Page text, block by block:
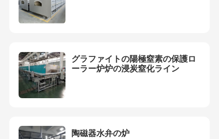
グラファイトの陽極窒素の保護ロ
ーラー炉炉の浸炭窒化ライン
陶磁器水弁の炉